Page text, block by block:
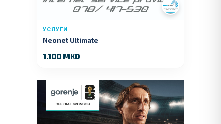
УСЛУГИ
Neonet Ultimate
1.100 MKD